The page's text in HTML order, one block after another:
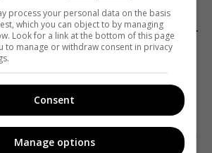
РФ был уничтожен
средств
защиты
2026
process your personal data on the basis
which you can object to by managing
Look for a link at the bottom of this page
to manage or withdraw consent in privacy
Consent
Manage options